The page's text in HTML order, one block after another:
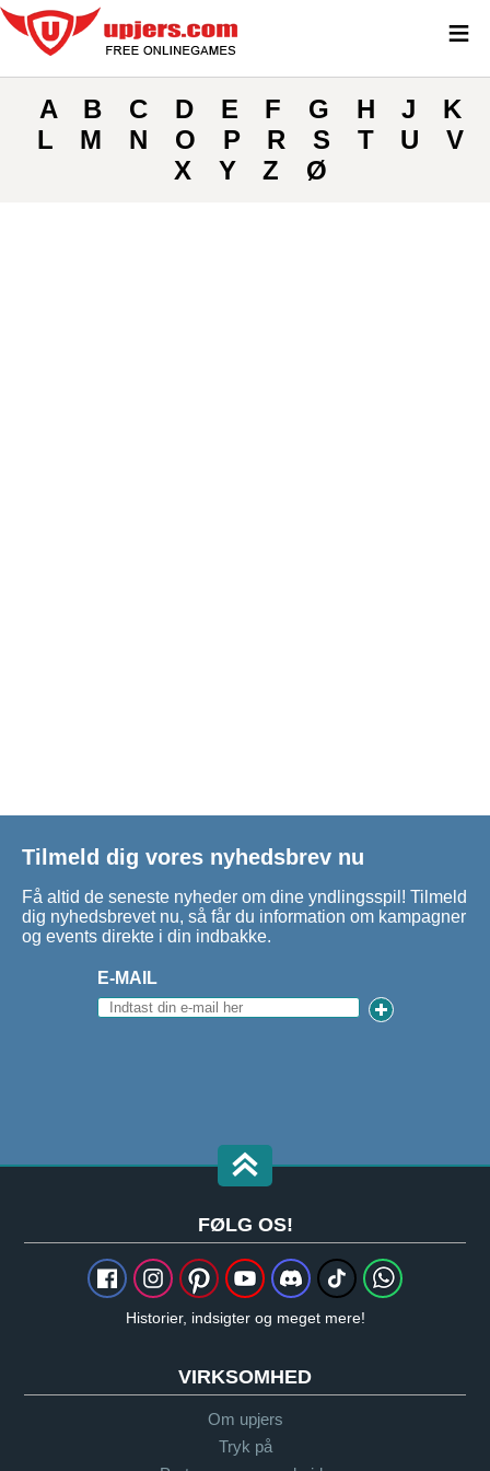
A B C D E F G H J
K
L
M N O P R S T U
V
X
Y Z Ø
Tilmeld dig vores nyhedsbrev nu
Få altid de seneste nyheder om dine yndlingsspil! Tilmeld
dig nyhedsbrevet nu, så får du information om kampagner
og events direkte i din indbakke.
E-MAIL
FØLG OS!
Historier, indsigter og meget mere!
VIRKSOMHED
Om upjers
Tryk på
≡